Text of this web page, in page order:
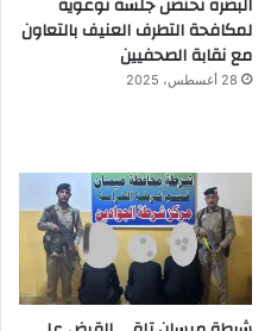
البصرة تحتضن جلسة توعوية
لمكافحة التطرف العنيف بالتعاون
مع نقابة الصحفيين
28 أغسطس، 2025